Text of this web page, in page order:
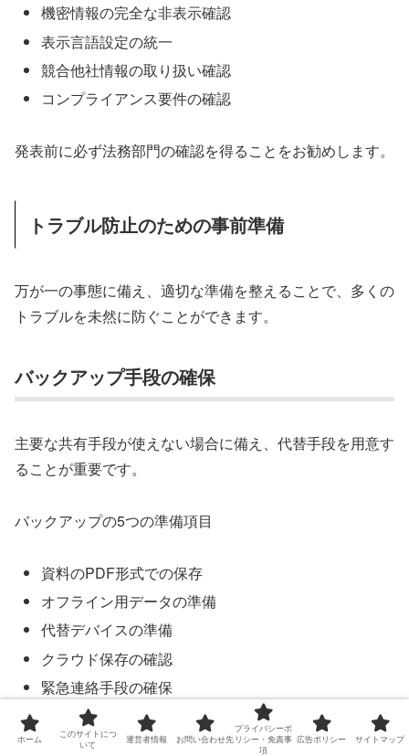
機密情報の完全な非表示確認
表示言語設定の統一
競合他社情報の取り扱い確認
コンプライアンス要件の確認
発表前に必ず法務部門の確認を得ることをお勧めします。
トラブル防止のための事前準備
万が一の事態に備え、適切な準備を整えることで、多くの
トラブルを未然に防ぐことができます。
バックアップ手段の確保
主要な共有手段が使えない場合に備え、代替手段を用意す
ることが重要です。
バックアップの5つの準備項目
資料のPDF形式での保存
オフライン用データの準備
代替デバイスの準備
クラウド保存の確認
緊急連絡手段の確保
特に重要な発表では、複数のバックアップ手段を用意しま
ホーム
このサイトにつ
いて
運営者情報 お問い合わせ先
プライバシーポ
リシー・免責事
項
広告ポリシー サイトマップ